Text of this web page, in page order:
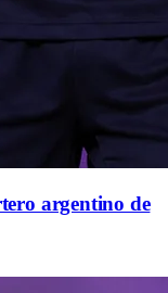
argentino de